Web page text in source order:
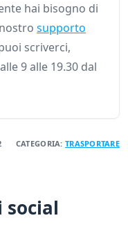
hai bisogno di
supporto
scriverci,
9 alle 19.30 dal
CATEGORIA: TRASPORTARE
social